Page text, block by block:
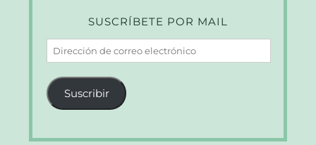
SUSCRÍBETE POR MAIL
Dirección
de
correo
electrónico
Suscribir